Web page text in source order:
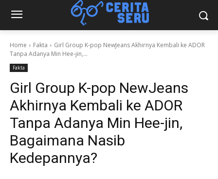
Home Fakta
Girl Group K-pop NewJeans Akhirnya Kembali ke ADOR
Tanpa Adanya Min Hee-jin,...
Fakta
Girl Group K-pop NewJeans
Akhirnya Kembali ke ADOR
Tanpa Adanya Min Hee-jin,
Bagaimana Nasib
Kedepannya?